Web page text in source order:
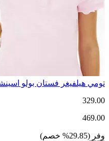
تومي هيلفيغر فستان بولو
329.00
469.00
وفر (
29.85
% خصم)